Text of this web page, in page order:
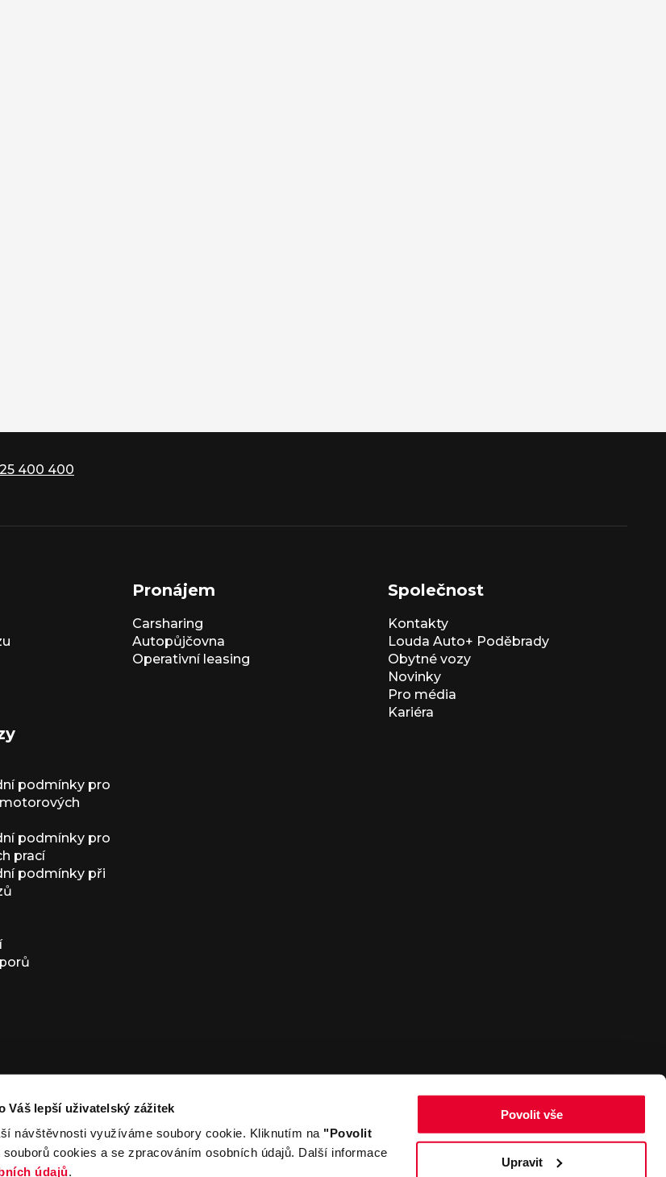
Váš lepší uživatelský zážitek
návštěvnosti využíváme soubory cookie. Kliknutím na "Povolit
cookies a se zpracováním osobních údajů. Další informace
údajů.
Povolit vše
Upravit
400 400
Pronájem
Carsharing
Autopůjčovna
Operativní leasing
Společnost
Kontakty
Louda Auto+ Poděbrady
Obytné vozy
Novinky
Pro média
Kariéra
podmínky pro
podmínky pro
prací
podmínky při
Zpět nahoru
and Terms of Service